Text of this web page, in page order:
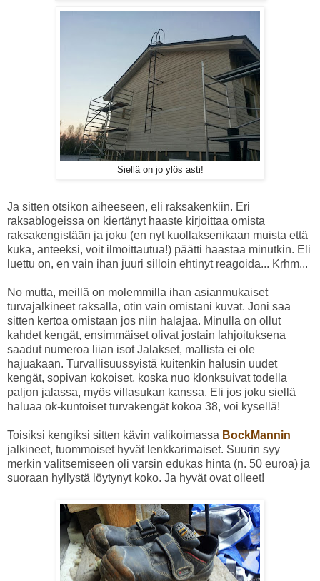
Siellä on jo ylös asti!
Ja sitten otsikon aiheeseen, eli raksakenkiin. Eri
raksablogeissa on kiertänyt haaste kirjoittaa omista
raksakengistään ja joku (en nyt kuollaksenikaan muista että
kuka, anteeksi, voit ilmoittautua!) päätti haastaa minutkin. Eli
luettu on, en vain ihan juuri silloin ehtinyt reagoida... Krhm...
No mutta, meillä on molemmilla ihan asianmukaiset
turvajalkineet raksalla, otin vain omistani kuvat. Joni saa
sitten kertoa omistaan jos niin halajaa. Minulla on ollut
kahdet kengät, ensimmäiset olivat jostain lahjoituksena
saadut numeroa liian isot Jalakset, mallista ei ole
hajuakaan. Turvallisuussyistä kuitenkin halusin uudet
kengät, sopivan kokoiset, koska nuo klonksuivat todella
paljon jalassa, myös villasukan kanssa. Eli jos joku siellä
haluaa ok-kuntoiset turvakengät kokoa 38, voi kysellä!
Toisiksi kengiksi sitten kävin valikoimassa BockMannin
jalkineet, tuommoiset hyvät lenkkarimaiset. Suurin syy
merkin valitsemiseen oli varsin edukas hinta (n. 50 euroa) ja
suoraan hyllystä löytynyt koko. Ja hyvät ovat olleet!